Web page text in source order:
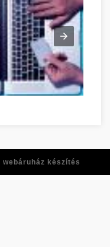
webáruház készítés